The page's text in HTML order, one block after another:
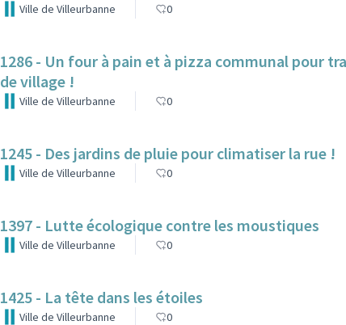
Ville de Villeurbanne 0
1286 - Un four à pain et à pizza communal pour
de village !
Ville de Villeurbanne 0
1245 - Des jardins de pluie pour climatiser la rue !
Ville de Villeurbanne 0
1397 - Lutte écologique contre les moustiques
Ville de Villeurbanne 0
1425 - La tête dans les étoiles
Ville de Villeurbanne 0